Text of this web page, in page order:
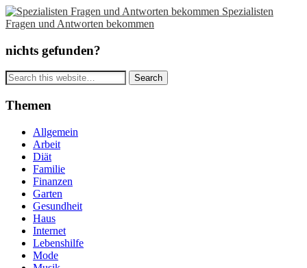
Spezialisten
Fragen und Antworten bekommen
nichts gefunden?
Themen
Allgemein
Arbeit
Diät
Familie
Finanzen
Garten
Gesundheit
Haus
Internet
Lebenshilfe
Mode